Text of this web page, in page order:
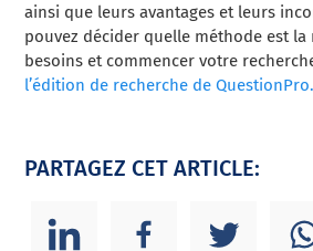
ainsi que leurs avantages et leurs
pouvez décider quelle méthode est la
besoins et commencer votre
l’édition de recherche de QuestionPro.
PARTAGEZ CET ARTICLE: